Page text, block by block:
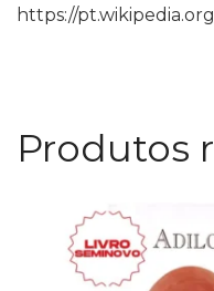
https://
Produtos